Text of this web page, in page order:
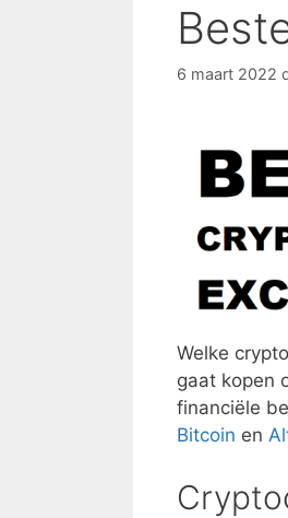
6 maart 2022
Welke
gaat kopen
financiële
Bitcoin en